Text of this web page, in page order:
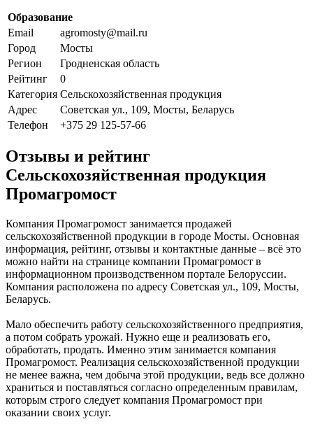
Образование
Email
agromosty@mail.ru
Город
Мосты
Регион
Гродненская область
Рейтинг
0
Категория Сельскохозяйственная продукция
Адрес
Советская ул., 109, Мосты, Беларусь
Телефон
+375 29 125-57-66
Отзывы и рейтинг
Сельскохозяйственная продукция
Промагромост
Компания Промагромост занимается продажей
сельскохозяйственной продукции в городе Мосты. Основная
информация, рейтинг, отзывы и контактные данные – всё это
можно найти на странице компании Промагромост в
информационном производственном портале Белоруссии.
Компания расположена по адресу Советская ул., 109, Мосты,
Беларусь.
Мало обеспечить работу сельскохозяйственного предприятия,
а потом собрать урожай. Нужно еще и реализовать его,
обработать, продать. Именно этим занимается компания
Промагромост. Реализация сельскохозяйственной продукции
не менее важна, чем добыча этой продукции, ведь все должно
храниться и поставляться согласно определенным правилам,
которым строго следует компания Промагромост при
оказании своих услуг.